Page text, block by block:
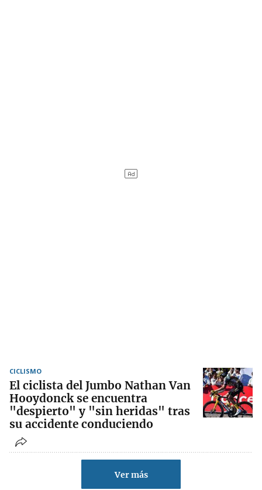
CICLISMO
El ciclista del Jumbo Nathan Van
Hooydonck se encuentra
"despierto" y "sin heridas" tras
su accidente conduciendo
Ver más